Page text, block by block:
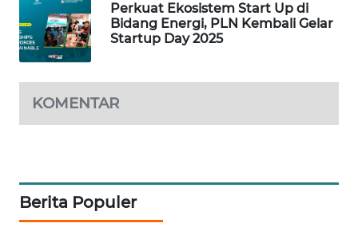
Perkuat Ekosistem Start Up di
Bidang Energi, PLN Kembali Gelar
Startup Day 2025
KOMENTAR
Berita Populer
MKLI
PORTAL
KONSUMEN